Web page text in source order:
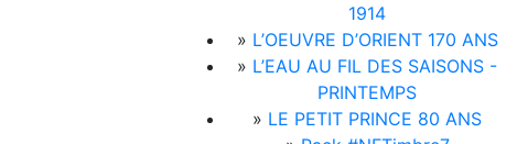
1914
» L’OEUVRE D’ORIENT 170 ANS
» L’EAU AU FIL DES SAISONS -
PRINTEMPS
» LE PETIT PRINCE 80 ANS